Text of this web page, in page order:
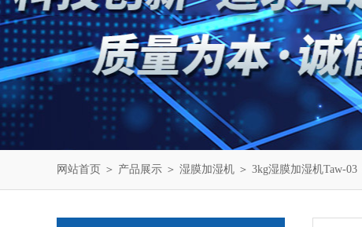
网站首页 ＞ 产品展示 ＞ 湿膜加湿机 ＞ 3kg湿膜加湿机Taw-03